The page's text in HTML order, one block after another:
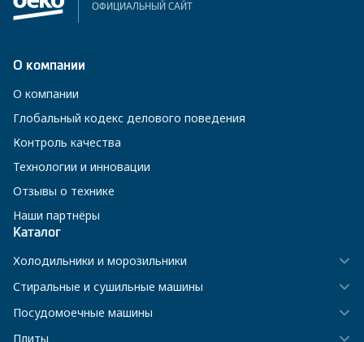
ОФИЦИАЛЬНЫЙ САЙТ
О компании
О компании
Глобальный кодекс делового поведения
Контроль качества
Технологии и инновации
Отзывы о технике
Наши партнёры
Каталог
Холодильники и морозильники
Стиральные и сушильные машины
Посудомоечные машины
Плиты